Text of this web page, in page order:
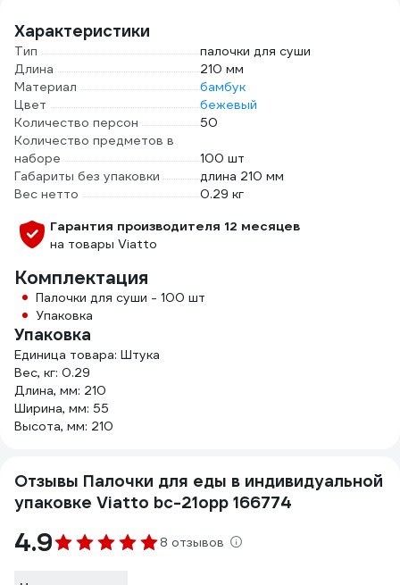
Характеристики
Тип
палочки для суши
Длина
210 мм
Материал
бамбук
Цвет
бежевый
Количество персон
50
Количество предметов в
наборе
100 шт
Габариты без упаковки
длина 210 мм
Вес нетто
0.29 кг
Гарантия производителя 12 месяцев
на товары Viatto
Комплектация
Палочки для суши - 100 шт
Упаковка
Упаковка
Единица товара: Штука
Вес, кг: 0.29
Длина, мм: 210
Ширина, мм: 55
Высота, мм: 210
Отзывы Палочки для еды в индивидуальной
упаковке Viatto bc-21opp 166774
4.9 8 отзывов